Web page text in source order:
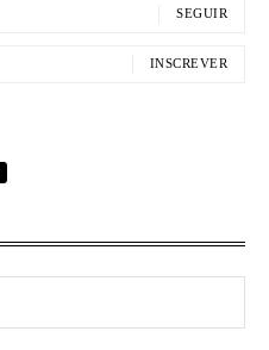
SEGUIR
INSCREVER